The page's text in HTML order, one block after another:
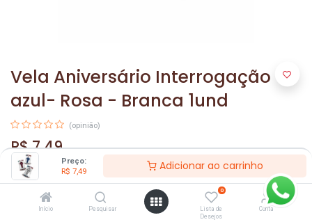
Preço:
R$ 7,49 Adicionar ao carrinho
Início Pesquisar
0
Lista de
Desejos
Conta
Vela Aniversário Interrogação
azul- Rosa - Branca 1und
(opinião)
R$7,49